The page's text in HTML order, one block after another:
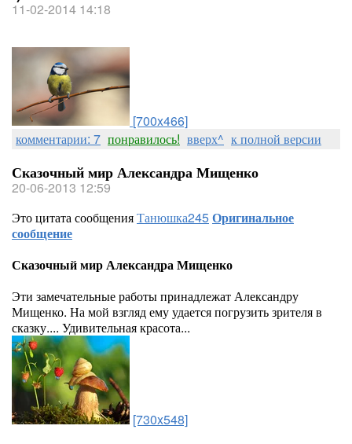
11-02-2014 14:18
[700x466]
комментарии: 7 понравилось! вверх^ к полной версии
Сказочный мир Александра Мищенко
20-06-2013 12:59
Это цитата сообщенияТанюшка245Оригинальное
сообщение
Сказочный мир Александра Мищенко
Эти замечательные работы принадлежат Александру
Мищенко. На мой взгляд ему удается погрузить зрителя в
сказку.... Удивительная красота...
[730x548]